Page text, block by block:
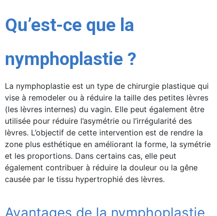
Qu’est-ce que la
nymphoplastie ?
La nymphoplastie est un type de chirurgie plastique qui
vise à remodeler ou à réduire la taille des petites lèvres
(les lèvres internes) du vagin. Elle peut également être
utilisée pour réduire l’asymétrie ou l’irrégularité des
lèvres. L’objectif de cette intervention est de rendre la
zone plus esthétique en améliorant la forme, la symétrie
et les proportions. Dans certains cas, elle peut
également contribuer à réduire la douleur ou la gêne
causée par le tissu hypertrophié des lèvres.